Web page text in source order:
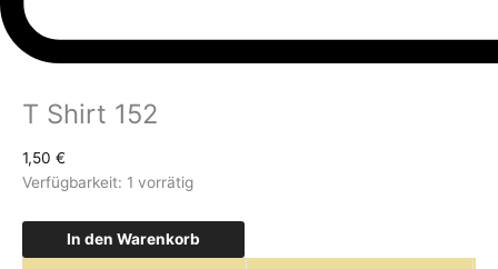
T Shirt 152
1,50 €
Verfügbarkeit: 1 vorrätig
In den Warenkorb